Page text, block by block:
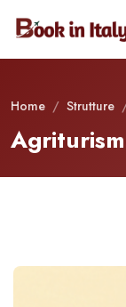
Home / Strutture